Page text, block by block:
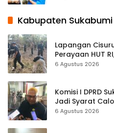
Kabupaten Sukabumi
Lapangan
Perayaan HUT
Warga Satukan
6 Agustus 2026
Komisi I DPRD
Jadi Syarat
6 Agustus 2026